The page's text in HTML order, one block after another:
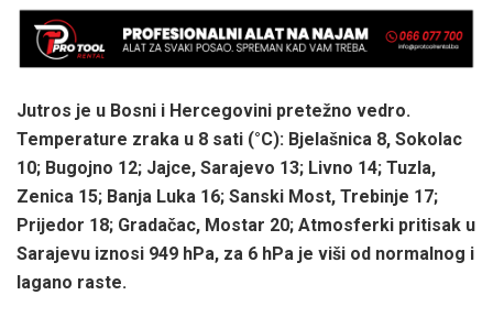
Jutros je u Bosni i Hercegovini pretežno vedro.
Temperature zraka u 8 sati (°C): Bjelašnica 8, Sokolac
10; Bugojno 12; Jajce, Sarajevo 13; Livno 14; Tuzla,
Zenica 15; Banja Luka 16; Sanski Most, Trebinje 17;
Prijedor 18; Gradačac, Mostar 20; Atmosferki pritisak u
Sarajevu iznosi 949 hPa, za 6 hPa je viši od normalnog i
lagano raste.